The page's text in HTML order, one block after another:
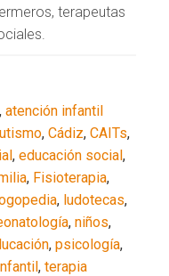
terapeutas
,atención infantil
,Cádiz,CAITs,
,educación social,
, Fisioterapia,
, ludotecas,
,niños,
,psicología,
,terapia